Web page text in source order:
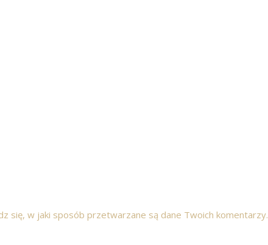
się, w jaki sposób przetwarzane są dane Twoich komentarzy.